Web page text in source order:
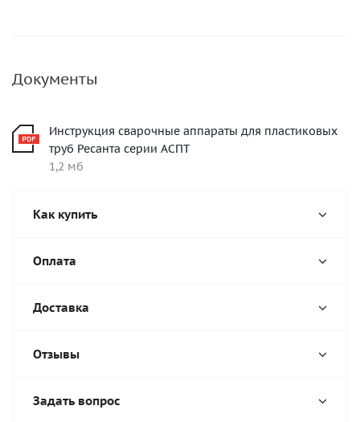
Документы
Инструкция сварочные аппараты для пластиковых
труб Ресанта серии АСПТ
1,2 мб
Как купить
Оплата
Доставка
Отзывы
Задать вопрос